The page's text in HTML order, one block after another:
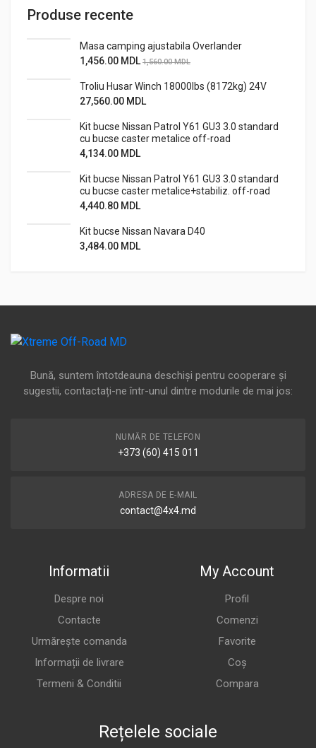
Produse recente
Masa camping ajustabila Overlander
1,456.00 MDL 1,560.00MDL
Troliu Husar Winch 18000lbs (8172kg) 24V
27,560.00 MDL
Kit bucse Nissan Patrol Y61 GU3 3.0 standard
cu bucse caster metalice off-road
4,134.00 MDL
Kit bucse Nissan Patrol Y61 GU3 3.0 standard
cu bucse caster metalice+stabiliz. off-road
4,440.80 MDL
Kit bucse Nissan Navara D40
3,484.00 MDL
Bună, suntem întotdeauna deschiși pentru cooperare și
sugestii, contactați-ne într-unul dintre modurile de mai jos:
NUMĂR DE TELEFON
+373 (60) 415 011
ADRESA DE E-MAIL
contact@4x4.md
Informatii
Despre noi
Contacte
Urmărește comanda
Informații de livrare
Termeni & Conditii
My Account
Profil
Comenzi
Favorite
Coș
Compara
Rețelele sociale